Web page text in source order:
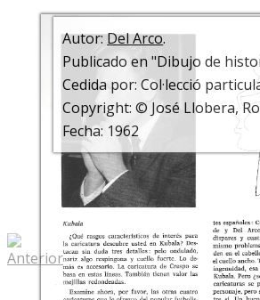
Del Arco
Autor:Del Arco.
Publicado en "Dibujo de
Cedida por: Col·lecció
Copyright: © José Llobera,
Fecha: 1962